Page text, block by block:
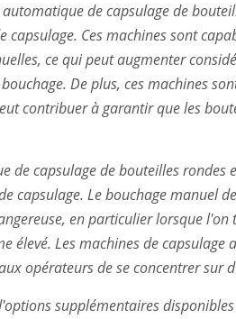
de capsulage de
Ces machines sont
ce qui peut augmenter
De plus, ces machines
contribuer à garantir que les
de capsulage de bouteilles rondes
capsulage. Le bouchage manuel
en particulier lorsque l'on
élevé. Les machines de capsulage
opérateurs de se concentrer sur
supplémentaires